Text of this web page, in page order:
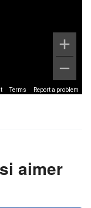
Terms Report a problem
aimer